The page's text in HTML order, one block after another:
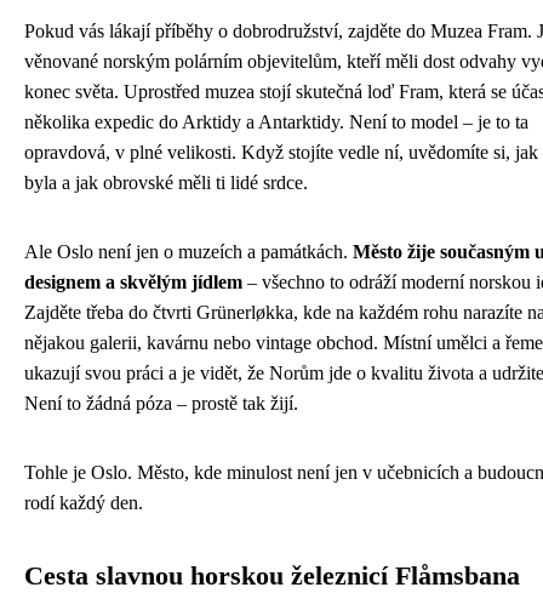
Pokud vás lákají příběhy o dobrodružství, zajděte do Muzea Fram.
věnované norským polárním objevitelům, kteří měli dost odvahy
konec světa. Uprostřed muzea stojí skutečná loď Fram, která se
několika expedic do Arktidy a Antarktidy. Není to model – je to ta
opravdová, v plné velikosti. Když stojíte vedle ní, uvědomíte si, jak
byla a jak obrovské měli ti lidé srdce.
Ale Oslo není jen o muzeích a památkách. Město žije současným
designem a skvělým jídlem – všechno to odráží moderní norskou
Zajděte třeba do čtvrti Grünerløkka, kde na každém rohu narazíte
nějakou galerii, kavárnu nebo vintage obchod. Místní umělci a
ukazují svou práci a je vidět, že Norům jde o kvalitu života a
Není to žádná póza – prostě tak žijí.
Tohle je Oslo. Město, kde minulost není jen v učebnicích a
rodí každý den.
Cesta slavnou horskou železnicí Flåmsbana